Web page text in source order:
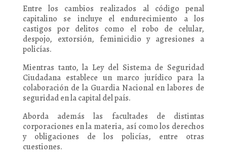
Entre los cambios realizados al código penal
capitalino se incluye el endurecimiento a los
castigos por delitos como el robo de celular,
despojo, extorsión, feminicidio y agresiones a
policías.
Mientras tanto, la Ley del Sistema de Seguridad
Ciudadana establece un marco jurídico para la
colaboración de la Guardia Nacional en labores de
seguridad en la capital del país.
Aborda además las facultades de distintas
corporaciones en la materia, así como los derechos
y obligaciones de los policías, entre otras
cuestiones.